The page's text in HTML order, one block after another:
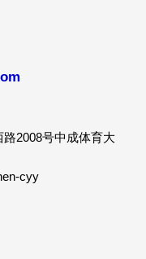
2008号中成体育大
cyy